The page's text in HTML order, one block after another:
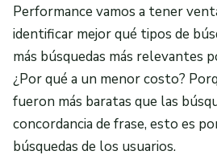
Performance vamos a tener
identificar mejor qué tipos de
más búsquedas más relevantes
¿Por qué a un menor costo?
fueron más baratas que las
concordancia de frase, esto es
búsquedas de los usuarios.